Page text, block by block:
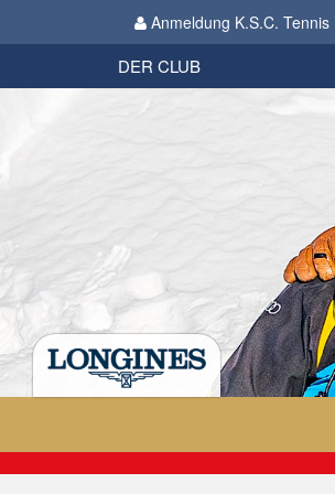
Anmeldung K.S.C.
DER CLUB
Organisation
Biathlon
Datenschutzverordnung
Impressum